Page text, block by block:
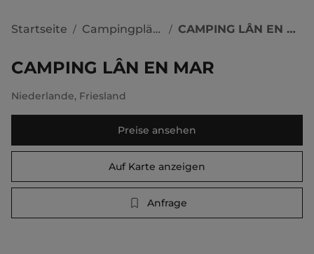
Startseite / Campingplätze / CAMPING LÂN EN MAR
CAMPING LÂN EN MAR
Niederlande, Friesland
Preise ansehen
Auf Karte anzeigen
Anfrage